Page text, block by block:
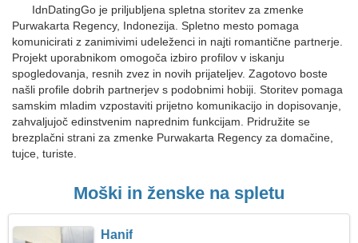
IdnDatingGo je priljubljena spletna storitev za zmenke
Purwakarta Regency, Indonezija. Spletno mesto pomaga
komunicirati z zanimivimi udeleženci in najti romantične partnerje.
Projekt uporabnikom omogoča izbiro profilov v iskanju
spogledovanja, resnih zvez in novih prijateljev. Zagotovo boste
našli profile dobrih partnerjev s podobnimi hobiji. Storitev pomaga
samskim mladim vzpostaviti prijetno komunikacijo in dopisovanje,
zahvaljujoč edinstvenim naprednim funkcijam. Pridružite se
brezplačni strani za zmenke Purwakarta Regency za domačine,
tujce, turiste.
Moški in ženske na spletu
Hanif